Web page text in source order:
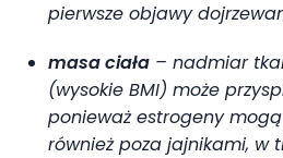
pierwsze objawy
masa ciała – nadmiar
(wysokie BMI) może
ponieważ estrogeny
również poza jajnikami, w